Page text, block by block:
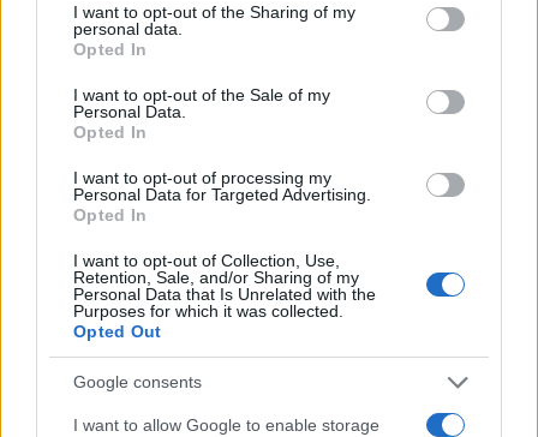
not limited to your visit or usage behaviour. You may click to
grant or deny consent to Google and its third-party tags to
use your data for below specified purposes in below Google
consent section.
I want to opt-out of the Sharing of my
personal data.
Opted In
I want to opt-out of the Sale of my
Personal Data.
Opted In
I want to opt-out of processing my
Personal Data for Targeted Advertising.
Opted In
I want to opt-out of Collection, Use,
Retention, Sale, and/or Sharing of my
Personal Data that Is Unrelated with the
Purposes for which it was collected.
Opted Out
Google consents
I want to allow Google to enable storage
i tuoi video e le tue foto
Ricevi le nostre ultime news
daGoogle News